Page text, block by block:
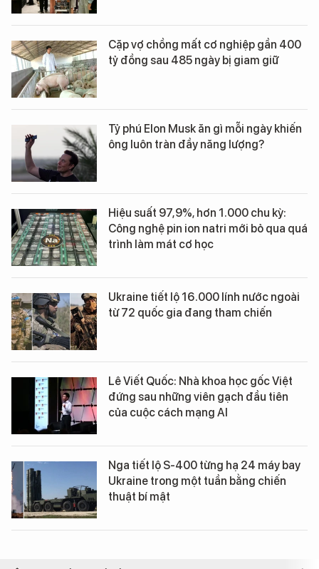
Cặp vợ chồng mất cơ nghiệp gần 400
tỷ đồng sau 485 ngày bị giam giữ
Tỷ phú Elon Musk ăn gì mỗi ngày khiến
ông luôn tràn đầy năng lượng?
Hiệu suất 97,9%, hơn 1.000 chu kỳ:
Công nghệ pin ion natri mới bỏ qua quá
trình làm mát cơ học
Ukraine tiết lộ 16.000 lính nước ngoài
từ 72 quốc gia đang tham chiến
Lê Viết Quốc: Nhà khoa học gốc Việt
đứng sau những viên gạch đầu tiên
của cuộc cách mạng AI
Nga tiết lộ S-400 từng hạ 24 máy bay
Ukraine trong một tuần bằng chiến
thuật bí mật